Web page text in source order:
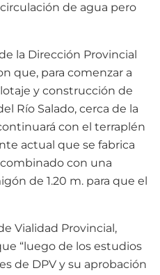
de agua pero
la Dirección Provincial
que, para comenzar a
y construcción de
Río Salado, cerca de la
con el terraplén
actual que se fabrica
con una
de 1.20 m. para que el
Vialidad Provincial,
“luego de los estudios
de DPV y su aprobación